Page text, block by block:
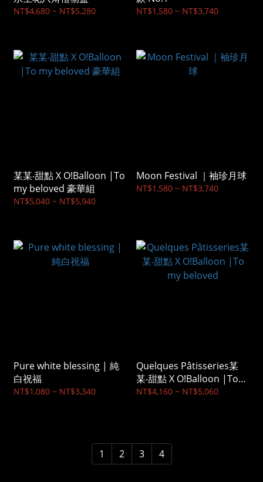
NT$4,680 ~ NT$5,280 NT$1,580 ~ NT$3,740
某某‧甜點 X O!Balloon |To
my beloved 豪華組
NT$5,040 ~ NT$5,940
Moon Festival ｜袖珍月球
NT$1,580 ~ NT$3,740
Pure white blessing | 純
白祝福
NT$1,080 ~ NT$3,340
Quelques Pâtisseries某
某‧甜點 X O!Balloon |To
my beloved
NT$4,160 ~ NT$5,060
1 2 3 4